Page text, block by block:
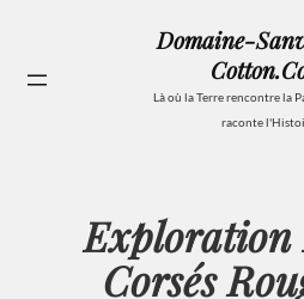
contenu
Domaine-
Là où la Terre rencontre la
raconte
Exploration
Corsés